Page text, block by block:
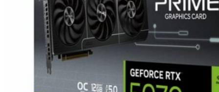
کارت گرافیک ASUS Prime RTX
۵۰۷۰ O۱۲G
گارانتی : الماس رایان ایرانیان
۱۸۳,۲۰۰,۰۰۰ تومان